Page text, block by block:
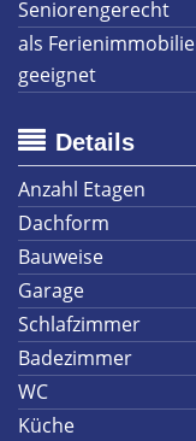
Seniorengerecht
als Ferienimmobilie
geeignet
Details
Anzahl Etagen
Dachform
Bauweise
Garage
Schlafzimmer
Badezimmer
WC
Küche